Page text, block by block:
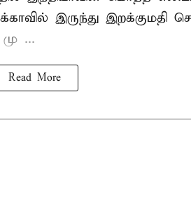
இருந்து இறக்குமதி
...
Read More